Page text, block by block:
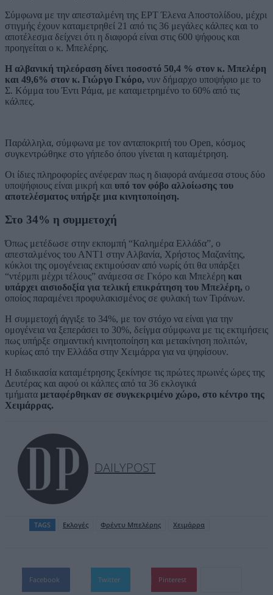
Σύμφωνα με την απεσταλμένη της ΕΡΤ Έλενα Αποστολίδου, μέχρι
στιγμής έχουν καταμετρηθεί 21 από τις 36 μεγάλες κάλπες και το
αποτέλεσμα δείχνει ότι η διαφορά είναι στις 600 ψήφους και
προηγείται ο κ. Μπελέρης.
Η αλβανική τηλεόραση δίνει ποσοστό 50,4 % στον κ. Μπελέρη
και 49,6% στον κ. Γιώργο Γκόρο, νυν δήμαρχο υποψήφιο με το
Σ. Κόμμα του Έντι Ράμα, με καταμετρημένο το 60% από τις
κάλπες.
Παράλληλα, σύμφωνα με τον ανταποκριτή του Open, κόσμος
συγκεντρώθηκε στο γήπεδο όπου γίνεται η καταμέτρηση.
Οι ίδιες πληροφορίες ανέφεραν πως η διαφορά ανάμεσα στους δύο
υποψήφιους είναι μικρή και υπό τον φόβο αλλοίωσης του
αποτελέσματος υπήρξε μια κινητοποίηση.
Στο 34% η συμμετοχή
Όπως μετέδωσε στην εκπομπή “Καλημέρα Ελλάδα”, ο
απεσταλμένος του ΑΝΤ1 στην Αλβανία, Χρήστος Μαζανίτης,
κύκλοι της ομογένειας εκτιμούσαν από νωρίς ότι θα υπάρξει
“ντέρμπι μέχρι τέλους” ανάμεσα σε Γκόρο και Μπελέρη και
υπάρχει αισιοδοξία για τελική επικράτηση του Μπελέρη, ο
οποίος παραμένει προφυλακισμένος σε φυλακή των Τιράνων.
Η συμμετοχή άγγιξε το 34%, με τον στόχο να είναι για την
ομογένεια να ξεπεράσει το 30%, δείγμα σύμφωνα με τις εκτιμήσεις
πως υπήρξε σημαντική κινητοποίηση και μετακίνηση πολιτών,
κυρίως από την Ελλάδα στην Χειμάρρα για να ψηφίσουν.
Η διαδικασία καταμέτρησης ξεκίνησε τις πρώτες πρωινές ώρες της
Δευτέρας και αφού οι κάλπες από τα 36 εκλογικά
τμήματα μεταφέρθηκαν σε συγκεκριμένο χώρο, στο κέντρο της
Χειμάρρας.
DAILYPOST
TAGS Εκλογές Φρέντυ Μπελέρης Χειμάρρα
Facebook Twitter Pinterest